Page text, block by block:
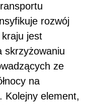
rozwój
kraju jest
skrzyżowaniu
ze
na
Kolejny element,